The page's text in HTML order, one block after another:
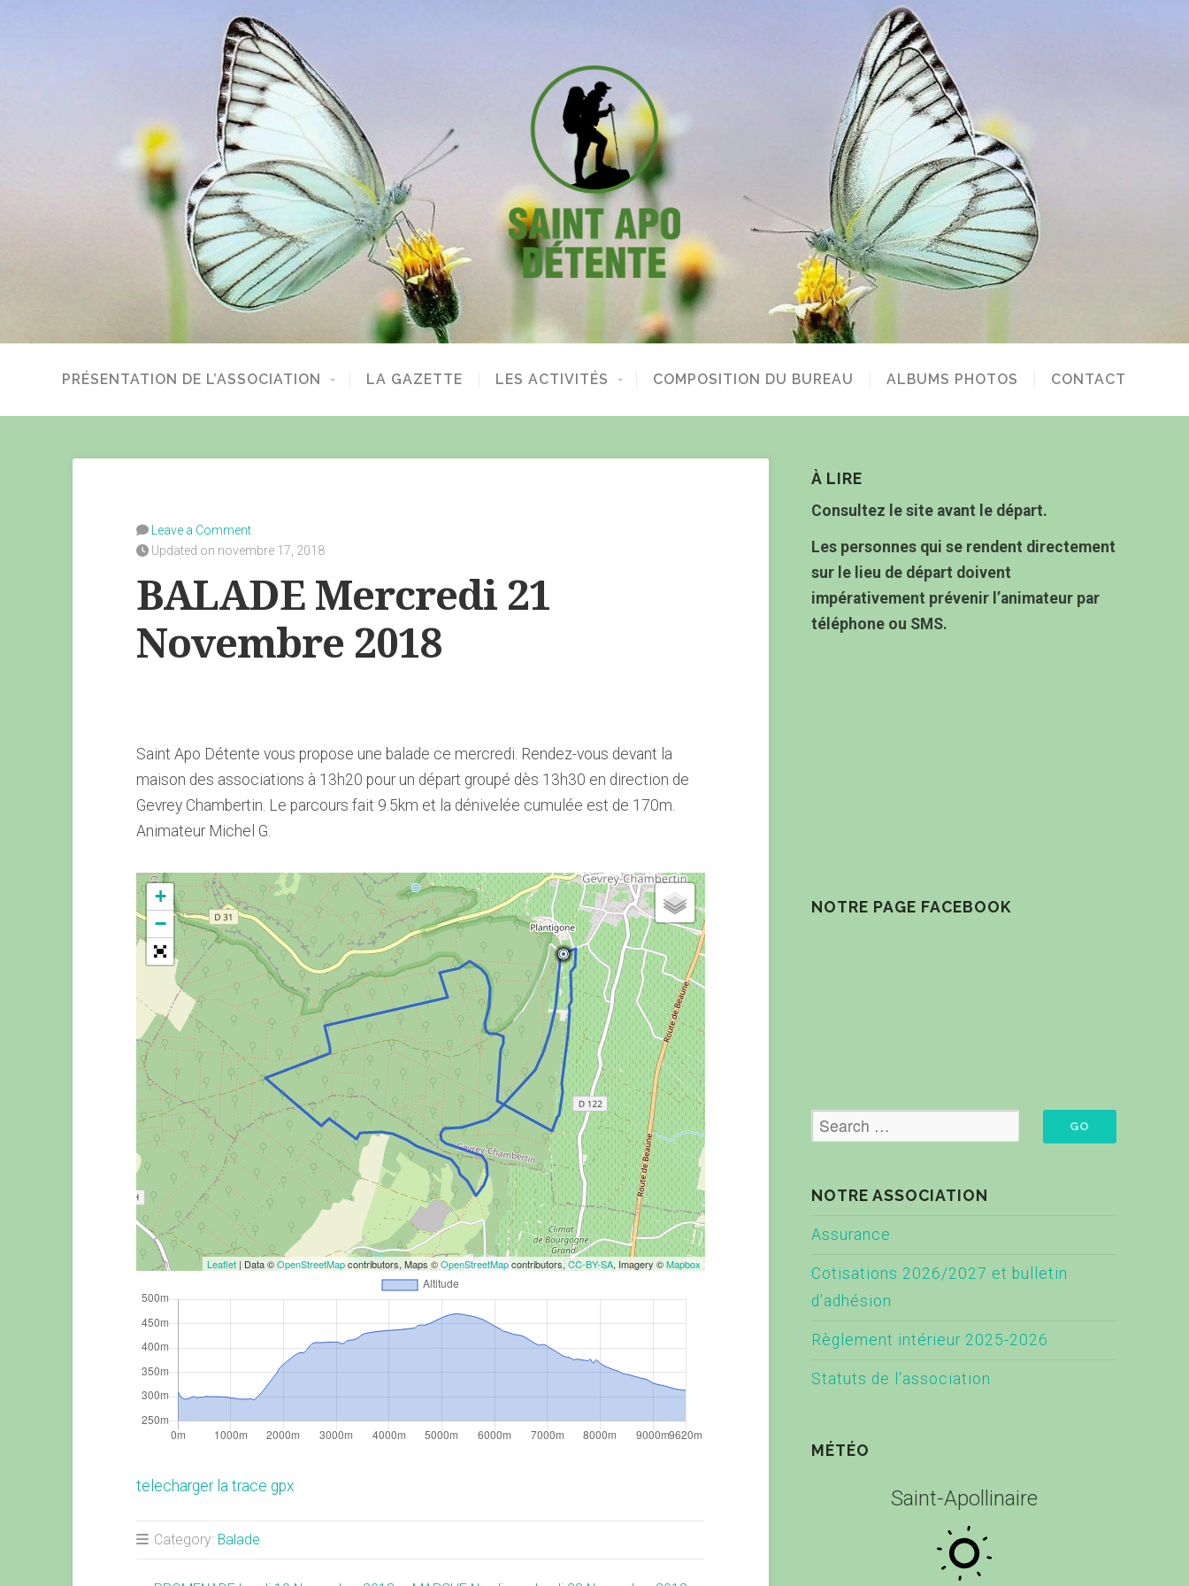
PRÉSENTATION DE L’ASSOCIATION LA GAZETTE LES ACTIVITÉS COMPOSITION DU BUREAU ALBUMS PHOTOS CONTACT
Leave a Comment
Updated on novembre 17, 2018
BALADE Mercredi 21
Novembre 2018
Saint Apo Détente vous propose une balade ce mercredi. Rendez-vous devant la
maison des associations à 13h20 pour un départ groupé dès 13h30 en direction de
Gevrey Chambertin. Le parcours fait 9.5km et la dénivelée cumulée est de 170m.
Animateur Michel G.
+
−
Leaflet | Data ©OpenStreetMapcontributors, Maps ©OpenStreetMapcontributors,CC-BY-SA, Imagery ©Mapbox
telecharger la trace gpx
Category: Balade
À LIRE
Consultez le site avant le départ.
Les personnes qui se rendent directement
sur le lieu de départ doivent
impérativement prévenir l’animateur par
téléphone ou SMS.
NOTRE PAGE FACEBOOK
NOTRE ASSOCIATION
Assurance
Cotisations 2026/2027 et bulletin
d’adhésion
Règlement intérieur 2025-2026
Statuts de l’association
MÉTÉO
Saint-Apollinaire